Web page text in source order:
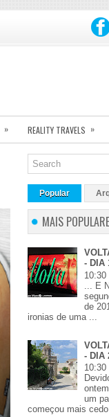
» REALITY TRAVELS »
Popular
MAIS
- DIA
10:30
... E
de
ironias de uma ...
- DIA
10:30
um
começou mais